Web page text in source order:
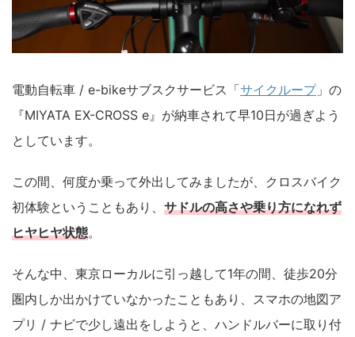
電動自転車 / e-bikeサブスクサービス「サイクループ」の
『MIYATA EX-CROSS e』が納車されて早10日が過ぎよう
としています。
この間、何度か乗って外出してみましたが、クロスバイク
初体験ということもあり、 サドルの高さや乗り方になれず
ヒヤヒヤ状態。
そんな中、東京ローカルに引っ越して1年の間、徒歩20分
圏内しか出かけていなかったこともあり、スマホの地図ア
プリ / ナビで少し遠出をしようと、ハンドルバーに取り付